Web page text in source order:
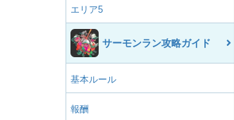
エリア5
サーモンラン攻略ガイド
基本ルール
報酬